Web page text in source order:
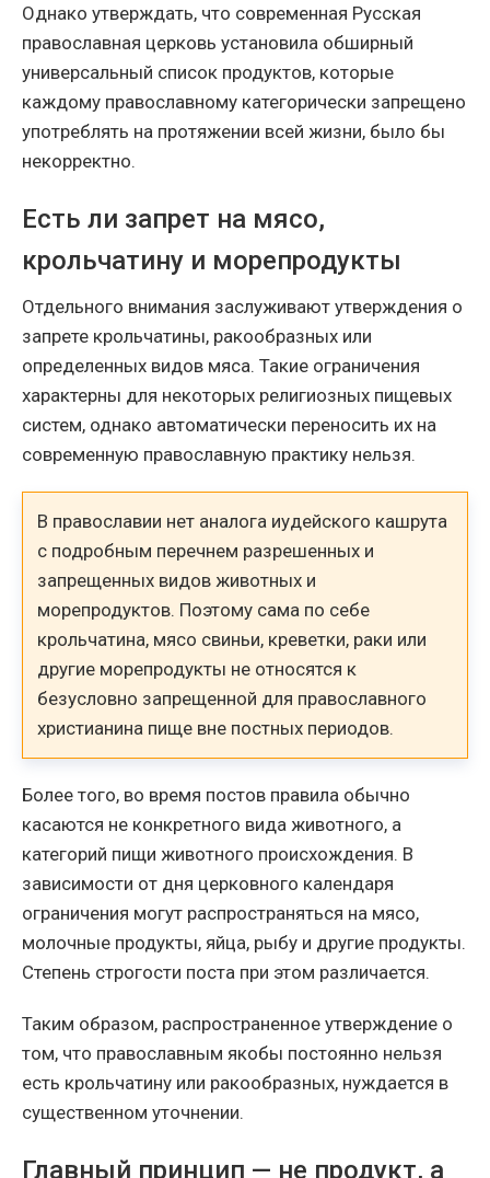
Однако утверждать, что современная Русская
православная церковь установила обширный
универсальный список продуктов, которые
каждому православному категорически запрещено
употреблять на протяжении всей жизни, было бы
некорректно.
Есть ли запрет на мясо,
крольчатину и морепродукты
Отдельного внимания заслуживают утверждения о
запрете крольчатины, ракообразных или
определенных видов мяса. Такие ограничения
характерны для некоторых религиозных пищевых
систем, однако автоматически переносить их на
современную православную практику нельзя.
В православии нет аналога иудейского кашрута
с подробным перечнем разрешенных и
запрещенных видов животных и
морепродуктов. Поэтому сама по себе
крольчатина, мясо свиньи, креветки, раки или
другие морепродукты не относятся к
безусловно запрещенной для православного
христианина пище вне постных периодов.
Более того, во время постов правила обычно
касаются не конкретного вида животного, а
категорий пищи животного происхождения. В
зависимости от дня церковного календаря
ограничения могут распространяться на мясо,
молочные продукты, яйца, рыбу и другие продукты.
Степень строгости поста при этом различается.
Таким образом, распространенное утверждение о
том, что православным якобы постоянно нельзя
есть крольчатину или ракообразных, нуждается в
существенном уточнении.
Главный принцип — не продукт, а